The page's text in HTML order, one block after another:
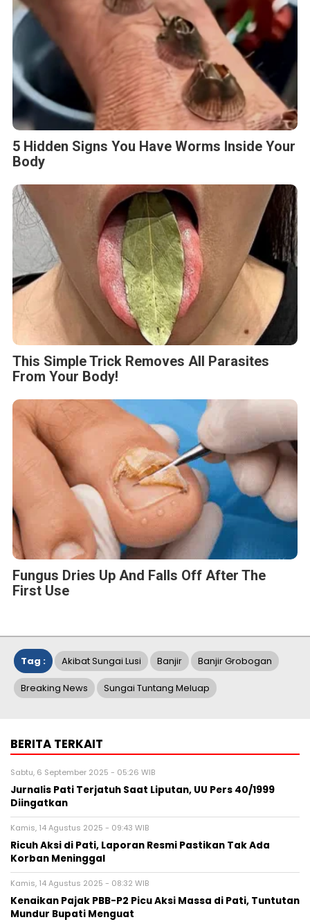
5 Hidden Signs You Have Worms Inside Your
Body
This Simple Trick Removes All Parasites
From Your Body!
Fungus Dries Up And Falls Off After The
First Use
Tag : Akibat Sungai Lusi Banjir Banjir Grobogan
Breaking News Sungai Tuntang Meluap
BERITA TERKAIT
Sabtu, 6 September 2025 - 05:26 WIB
Jurnalis Pati Terjatuh Saat Liputan, UU Pers 40/1999
Diingatkan
Kamis, 14 Agustus 2025 - 09:43 WIB
Ricuh Aksi di Pati, Laporan Resmi Pastikan Tak Ada
Korban Meninggal
Kamis, 14 Agustus 2025 - 08:32 WIB
Kenaikan Pajak PBB-P2 Picu Aksi Massa di Pati, Tuntutan
Mundur Bupati Menguat